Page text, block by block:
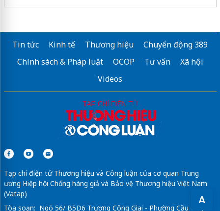
A
Tin tức Kinh tế Thương hiệu
Chuyển động 389
Chính sách & Pháp luật
OCOP Tư vấn
Xã hội
Videos
Tạp chí điện tử Thương hiệu và Công luận của cơ quan Trung
ương Hiệp hội Chống hàng giả và Bảo vệ Thương hiệu Việt Nam
(Vatap)
Tòa soạn: Ngõ 56/ B5D6 Trương Công Giai - Phường Cầu Giấy -